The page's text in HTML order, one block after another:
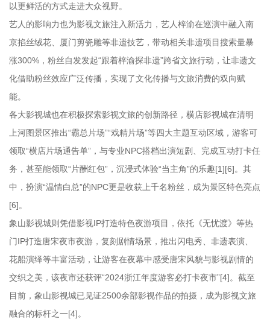
以更鲜活的方式走进大众视野。
艺人的影响力也为影视文旅注入新活力，艺人梓渝在巡演中融入南
京掐丝绒花、厦门剪瓷雕等非遗技艺，带动相关非遗项目搜索量暴
涨300%，粉丝自发发起“跟着梓渝探非遗”跨省文旅行动，让非遗文
化借助粉丝效应广泛传播，实现了文化传播与文旅消费的双向赋
能。
各大影视城也在积极探索影视文旅的创新路径，横店影视城在清明
上河图景区推出“霸总片场”“戏精片场”等四大主题互动区域，游客可
领取“横店片场通告单”，与专业NPC搭档出演短剧、完成互动打卡任
务，甚至能领取“片酬红包”，沉浸式体验“当主角”的乐趣[1][6]。其
中，扮演“温情白总”的NPC更是收获上千名粉丝，成为景区特色亮点
[6]。
象山影视城则凭借影视IP打造特色夜游项目，依托《无忧渡》等热
门IP打造唐宋夜市夜游，复刻剧情场景，推出闪电秀、非遗表演、
花船演绎等丰富活动，让游客在夜幕中感受唐宋风貌与影视剧情的
交织之美，该夜市还获评“2024浙江年度游客必打卡夜市”[4]。截至
目前，象山影视城已见证2500余部影视作品的拍摄，成为影视文旅
融合的标杆之一[4]。